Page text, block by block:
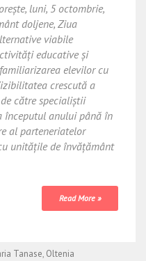
luni, 5 octombrie,
doljene, Ziua
viabile
educative și
elevilor cu
crescută a
către specialiştii
începutul anului până în
al parteneriatelor
unităţile de învăţământ
Read More »
Tanase, Oltenia